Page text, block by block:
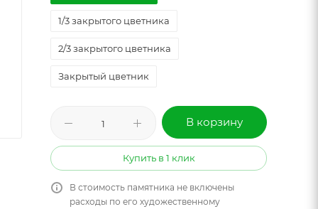
1/3 закрытого цветника
2/3 закрытого цветника
Закрытый цветник
В корзину
Купить в 1 клик
В стоимость памятника не включены
расходы по его художественному